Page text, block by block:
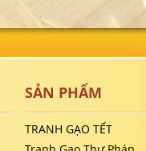
SẢN PHẨM
TRANH GẠO TẾT